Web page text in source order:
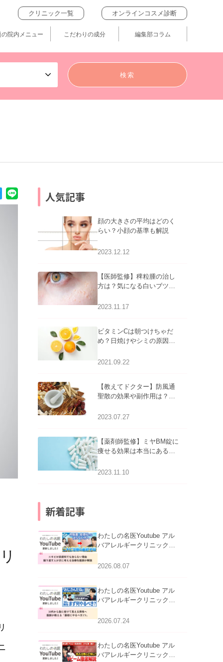
クリニック一覧 オンラインコスメ診断
院内メニュー こだわりの成分 編集部コラム
人気記事
顔の大きさの平均はどのく
らい？小顔の基準も解説
2023.12.12
【医師監修】稗粒腫の治し
方は？気になる白いブツブ
アについて
2023.11.17
ビタミンCは朝つけちゃだ
め？日焼けやシミの原因に
2021.09.22
【教えてドクター】防風通
聖散の効果や副作用は？長
2023.07.27
【薬剤師監修】ミヤBM錠に
痩せる効果は本当にある
2023.11.10
新着記事
わたしの名医Youtube アル
バアレルギークリニック札
らない理由｜繰り返す人が
2026.08.07
わたしの名医Youtube アル
バアレルギークリニック札
える男性へ｜医師が教える
2026.07.24
わたしの名医Youtube アル
バアレルギークリニック札